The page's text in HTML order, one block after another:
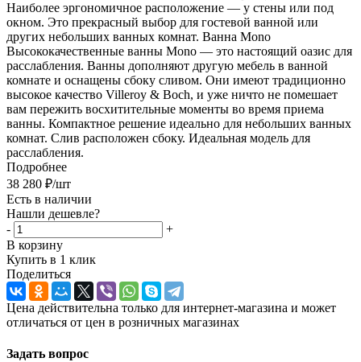
Наиболее эргономичное расположение — у стены или под
окном. Это прекрасный выбор для гостевой ванной или
других небольших ванных комнат. Ванна Mono
Высококачественные ванны Mono — это настоящий оазис для
расслабления. Ванны дополняют другую мебель в ванной
комнате и оснащены сбоку сливом. Они имеют традиционно
высокое качество Villeroy & Boch, и уже ничто не помешает
вам пережить восхитительные моменты во время приема
ванны. Компактное решение идеально для небольших ванных
комнат. Слив расположен сбоку. Идеальная модель для
расслабления.
Подробнее
38 280 ₽/шт
Есть в наличии
Нашли дешевле?
-
+
В корзину
Купить в 1 клик
Поделиться
Цена действительна только для интернет-магазина и может
отличаться от цен в розничных магазинах
Задать вопрос